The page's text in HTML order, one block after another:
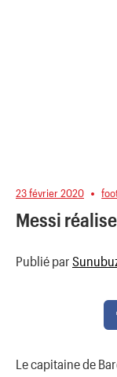
23 février 2020
Messi
Publié par
Le capitaine de